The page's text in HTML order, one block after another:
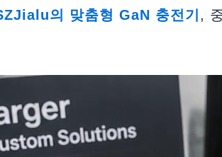
의 맞춤형 GaN 충전기 ,